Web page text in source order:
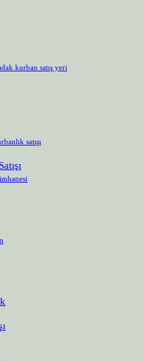
kurban satış yeri
satışı